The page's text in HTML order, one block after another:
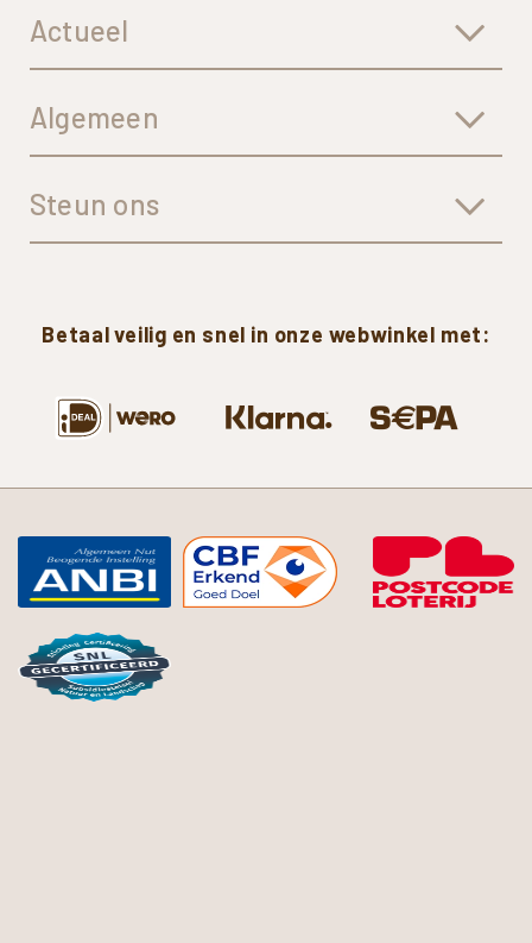
Actueel
Algemeen
Steun ons
Betaal veilig en snel in onze webwinkel met: